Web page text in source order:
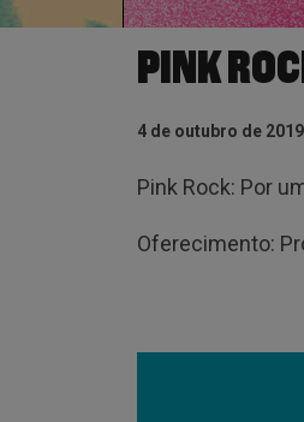
PINK
4 de outubro de 2019
Pink Rock: Por
Oferecimento: